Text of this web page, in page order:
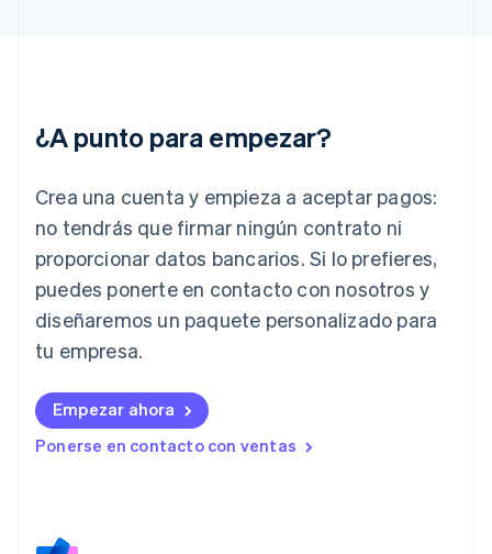
¿A punto para empezar?
Crea una cuenta y empieza a aceptar pagos:
no tendrás que firmar ningún contrato ni
proporcionar datos bancarios. Si lo prefieres,
puedes ponerte en contacto con nosotros y
diseñaremos un paquete personalizado para
tu empresa.
Empezar ahora
Ponerse en contacto con ventas
India
English
Italia
ItalianoEnglish
Japón
日本語 English
Letonia
Liechtenstein
Lituania
English
Luxemburgo
Malta